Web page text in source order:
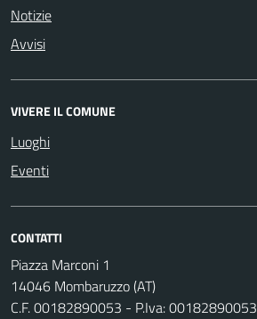
Notizie
Avvisi
VIVERE IL COMUNE
Luoghi
Eventi
CONTATTI
Piazza Marconi 1
14046 Mombaruzzo (AT)
C.F. 00182890053 - P.Iva: 00182890053